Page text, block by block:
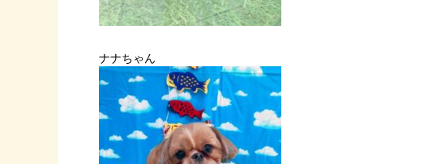
ナナちゃん